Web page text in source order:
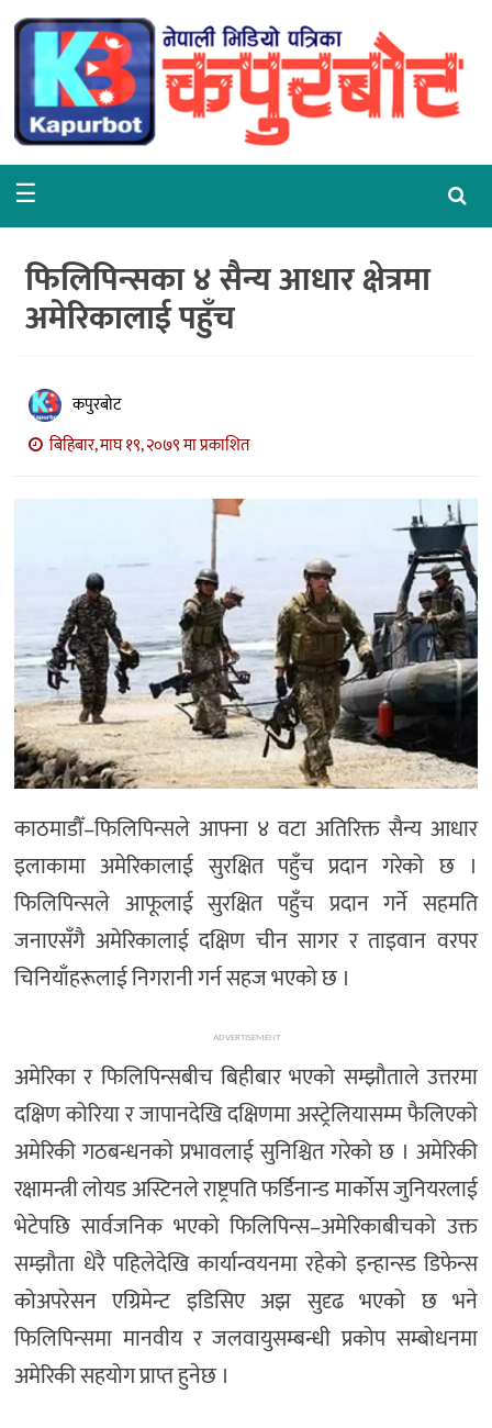
गृहपृष्ठ
समाचार
राजनीति
वरपर
शिक्षा
विचार
अन्तर्वार्ता
मनोरञ्जन
भिडियो
☰
फिलिपिन्सका ४ सैन्य आधार क्षेत्रमा
अमेरिकालाई पहुँच
कपुरबोट
बिहिबार, माघ १९, २०७९ मा प्रकाशित
काठमाडौँ–फिलिपिन्सले आफ्ना ४ वटा अतिरिक्त सैन्य आधार
इलाकामा अमेरिकालाई सुरक्षित पहुँच प्रदान गरेको छ ।
फिलिपिन्सले आफूलाई सुरक्षित पहुँच प्रदान गर्ने सहमति
जनाएसँगै अमेरिकालाई दक्षिण चीन सागर र ताइवान वरपर
चिनियाँहरूलाई निगरानी गर्न सहज भएको छ ।
ADVERTISEMENT
अमेरिका र फिलिपिन्सबीच बिहीबार भएको सम्झौताले उत्तरमा
दक्षिण कोरिया र जापानदेखि दक्षिणमा अस्ट्रेलियासम्म फैलिएको
अमेरिकी गठबन्धनको प्रभावलाई सुनिश्चित गरेको छ । अमेरिकी
रक्षामन्त्री लोयड अस्टिनले राष्ट्रपति फर्डिनान्ड मार्कोस जुनियरलाई
भेटेपछि सार्वजनिक भएको फिलिपिन्स–अमेरिकाबीचको उक्त
सम्झौता धेरै पहिलेदेखि कार्यान्वयनमा रहेको इन्हान्स्ड डिफेन्स
कोअपरेसन एग्रिमेन्ट इडिसिए अझ सुदृढ भएको छ भने
फिलिपिन्समा मानवीय र जलवायुसम्बन्धी प्रकोप सम्बोधनमा
अमेरिकी सहयोग प्राप्त हुनेछ ।